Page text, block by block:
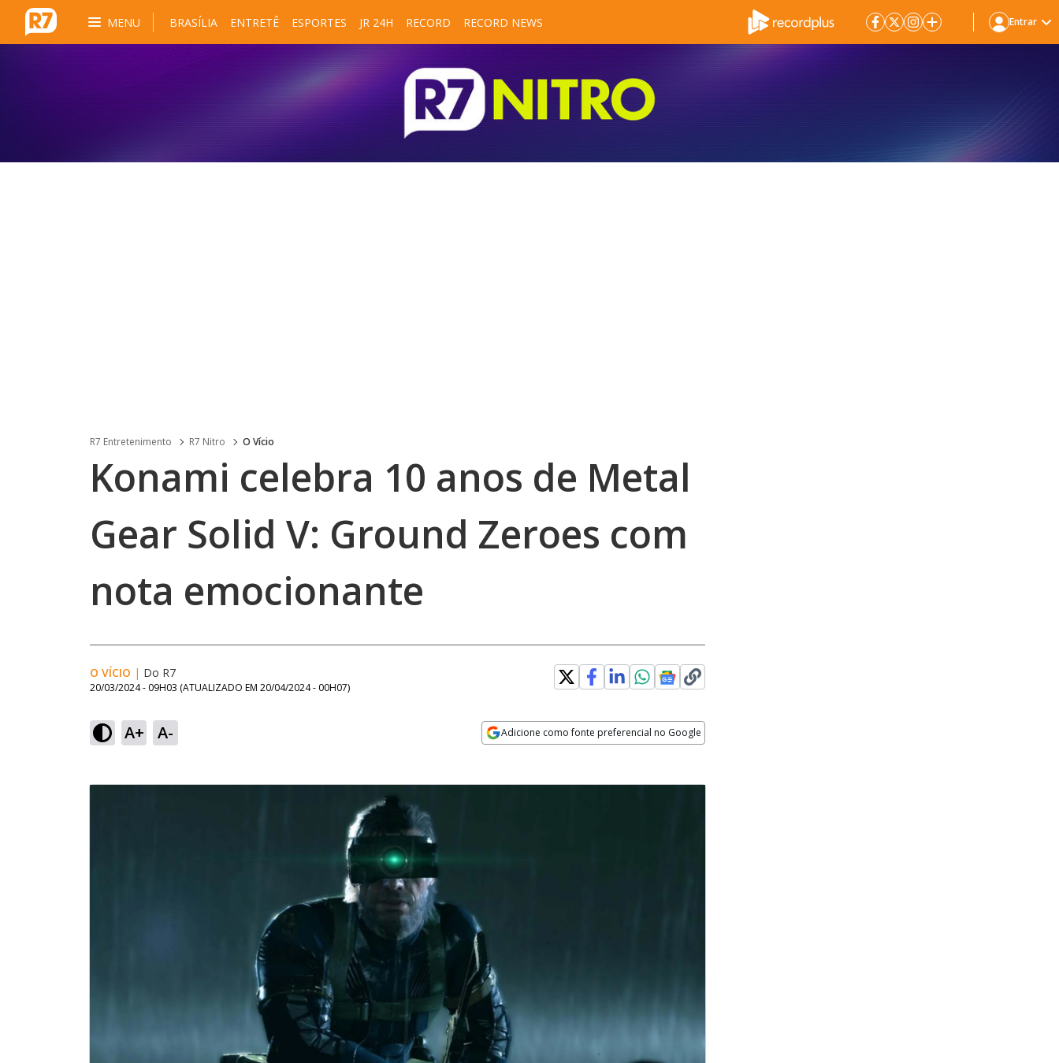
MENU BRASÍLIA ENTRETÊ ESPORTES JR 24H RECORD RECORD NEWS Entrar
R7 Entretenimento R7 Nitro O Vício
Konami celebra 10 anos de Metal
Gear Solid V: Ground Zeroes com
nota emocionante
O VÍCIO | Do R7
20/03/2024 - 09H03 (ATUALIZADO EM 20/04/2024 - 00H07)
A+ A- Adicione como fonte preferencial no Google